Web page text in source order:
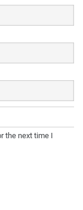
the next time I